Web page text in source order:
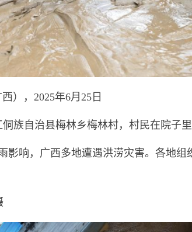
），2025年6月25日
族自治县梅林乡梅林村，村民在院子里
影响，广西多地遭遇洪涝灾害。各地